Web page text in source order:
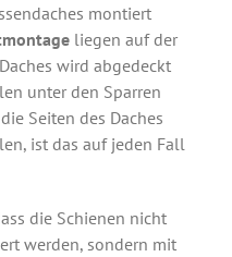
montiert
liegen auf der
wird abgedeckt
unter den Sparren
Seiten des Daches
ist das auf jeden Fall
die Schienen nicht
werden, sondern mit